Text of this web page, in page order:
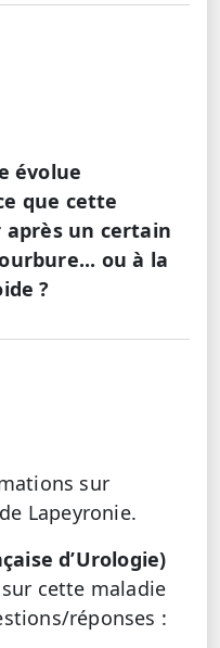
évolue
que cette
après un certain
ou à la
?
sur
Lapeyronie.
d’Urologie)
cette maladie
réponses :